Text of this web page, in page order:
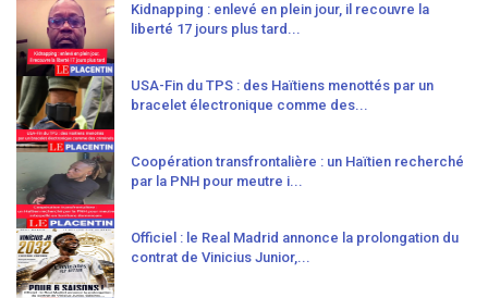
Kidnapping : enlevé en plein jour, il recouvre la
liberté 17 jours plus tard...
USA-Fin du TPS : des Haïtiens menottés par un
bracelet électronique comme des...
Coopération transfrontalière : un Haïtien recherché
par la PNH pour meutre i...
Officiel : le Real Madrid annonce la prolongation du
contrat de Vinicius Junior,...